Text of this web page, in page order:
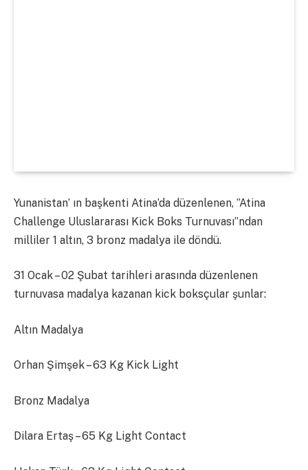
Yunanistan’ ın başkenti Atina’da düzenlenen, ”Atina
Challenge Uluslararası Kick Boks Turnuvası”ndan
milliler 1 altın, 3 bronz madalya ile döndü.
31 Ocak – 02 Şubat tarihleri arasında düzenlenen
turnuvasa madalya kazanan kick boksçular şunlar:
Altın Madalya
Orhan Şimşek – 63 Kg Kick Light
Bronz Madalya
Dilara Ertaş – 65 Kg Light Contact